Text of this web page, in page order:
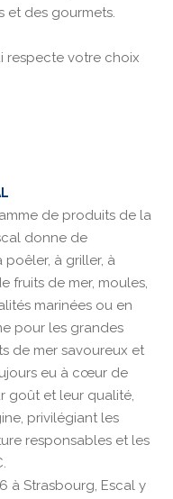
et des gourmets.
respecte votre choix
de produits de la
donne de
poêler, à griller, à
fruits de mer, moules,
marinées ou en
pour les grandes
de mer savoureux et
eu à cœur de
goût et leur qualité,
privilégiant les
responsables et les
à Strasbourg, Escal y